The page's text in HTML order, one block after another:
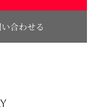
合わせる